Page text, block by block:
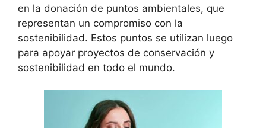
en la donación de puntos ambientales, que
representan un compromiso con la
sostenibilidad. Estos puntos se utilizan luego
para apoyar proyectos de conservación y
sostenibilidad en todo el mundo.